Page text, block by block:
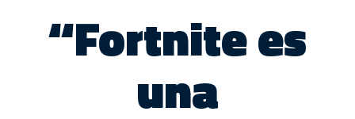
“Fortnite es
una